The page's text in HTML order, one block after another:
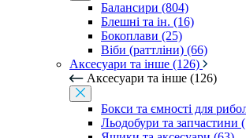
Балансири (804)
Блешні та ін. (16)
Бокоплави (25)
Віби (раттліни) (66)
Аксесуари та інше (126)
Аксесуари та інше (126)
Бокси та ємності для
Льодобури та запчастини